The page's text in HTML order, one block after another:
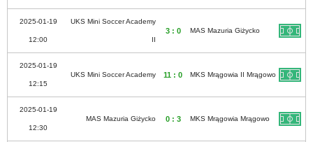
2025-01-19
12:00
UKS Mini Soccer Academy
II
3 : 0 MAS Mazuria Giżycko
2025-01-19
12:15
UKS Mini Soccer Academy 11 : 0 MKS Mrągowia II Mrągowo
2025-01-19
12:30
MAS Mazuria Giżycko 0 : 3 MKS Mrągowia Mrągowo